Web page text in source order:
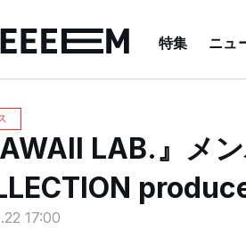
特集 ニュ
LAB.』メ
17:00